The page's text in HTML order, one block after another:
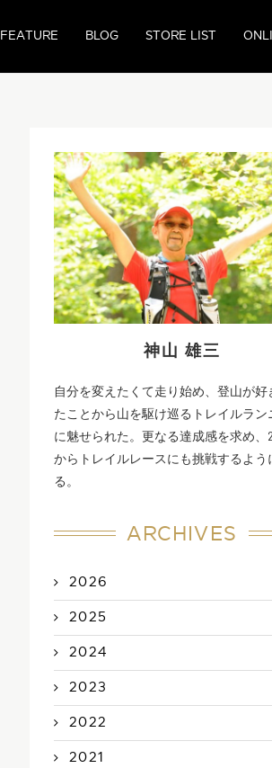
FEATURE BLOG STORE LIST
神山 雄三
自分を変えたくて走り始め、登山が好
たことから山を駆け巡るトレイルラン
に魅せられた。更なる達成感を求め、
からトレイルレースにも挑戦するよう
る。
ARCHIVES
2026
2025
2024
2023
2022
2021